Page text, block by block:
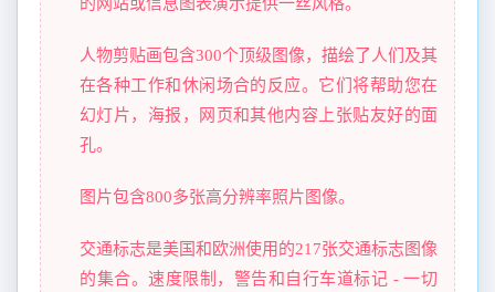
人物剪贴画包含300个顶级图像，描绘了人们及其
在各种工作和休闲场合的反应。它们将帮助您在
幻灯片，海报，网页和其他内容上张贴友好的面
孔。
图片包含800多张高分辨率照片图像。
交通标志是美国和欧洲使用的217张交通标志图像
的集合。速度限制，警告和自行车道标记 - 一切